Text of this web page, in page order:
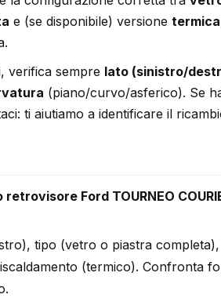
e (se disponibile) versione termica
verifica sempre lato (sinistro/
(piano/curvo/asferico). Se
ti aiutiamo a identificare il
Ford TOURNEO
tipo (vetro o piastra completa),
(termico). Confronta